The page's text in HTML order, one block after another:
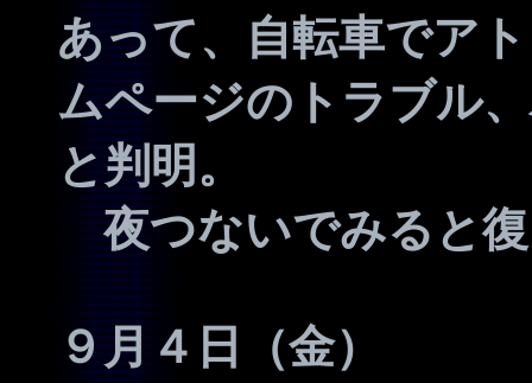
あって、自転車でア
ムページのトラブル
と判明。
夜つないでみると
９月４日（金）